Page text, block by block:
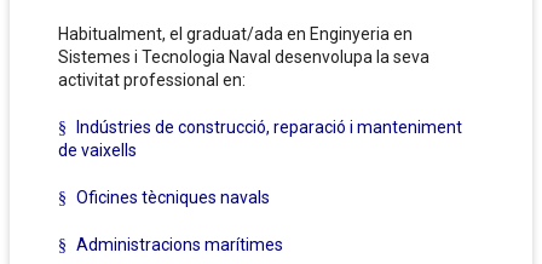
Habitualment, el graduat/ada en Enginyeria en
Sistemes i Tecnologia Naval desenvolupa la seva
activitat professional en:
§
Indústries de construcció, reparació i manteniment
de vaixells
§ Oficines tècniques navals
§ Administracions marítimes